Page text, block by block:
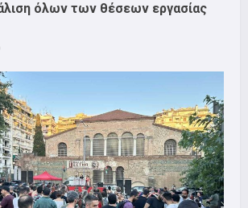
όλων των θέσεων εργασίας